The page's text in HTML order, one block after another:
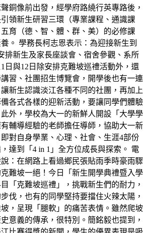
銅像前出發，經學府路繞行英專路後，
領新生研習三環（專業課程、通識課
育（德、智、體、群、美）的必修課
。 學務長柯志恩表示：為迎接新生到
排新生及家長座談會、宿舍參觀、系所
日與12日除安排克難坡巡禮活動外，還
習、社團招生博覽會，開學後也有一連
新生認識淡江各種不同的社團，再加上
各式各樣的迎新活動，要讓同學們體驗
外，學校為大一的新鮮人開設「大學學
輔導經驗的老師擔任導師，協助大一新
對自身學業、心理、社會、生涯4部份
達到「4 in 1」全方位成長與探索。 電
：在網路上看過鄉民張貼雨季時豪雨驟
難坡一絕！今日「新生開學典禮暨入學
「克難坡巡禮」，挑戰新生們的耐力，
伐，也有的同學堅持要擋住火辣太陽，
，呈現「腿軟」的痛苦表情。雖然爬坡
意義的傳承，很特別。簡銘毅也提到，